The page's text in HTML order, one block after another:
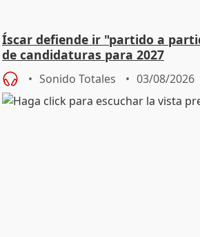
Íscar defiende ir "partido a
de candidaturas para 2027
Sonido Totales 03/08/2026